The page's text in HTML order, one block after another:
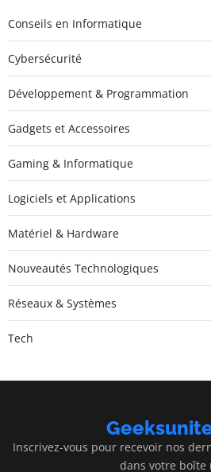
Conseils en Informatique
Cybersécurité
Développement & Programmation
Gadgets et Accessoires
Gaming & Informatique
Logiciels et Applications
Matériel & Hardware
Nouveautés Technologiques
Réseaux & Systèmes
Tech
Inscrivez-vous pour recevoir nos
dans votre boîte